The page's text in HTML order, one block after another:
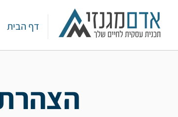
דף הבית